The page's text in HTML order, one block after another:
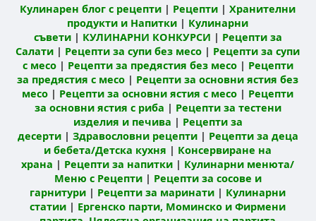
Кулинарен блог с рецепти | Рецепти |Хранителни
продукти и Напитки | Кулинарни
съвети| КУЛИНАРНИ КОНКУРСИ | Рецепти за
Салати | Рецепти за супи без месо | Рецепти за супи
с месо| Рецепти за предястия без месо| Рецепти
за предястия с месо | Рецепти за основни ястия без
месо | Рецепти за основни ястия с месо | Рецепти
за основни ястия с риба | Рецепти за тестени
изделия и печива | Рецепти за
десерти| Здравословни рецепти| Рецепти за деца
и бебета/Детска кухня | Консервиране на
храна | Рецепти за напитки | Кулинарни менюта/
Меню с Рецепти| Рецепти за сосове и
гарнитури | Рецепти за маринати | Кулинарни
статии | Ергенско парти, Моминско и Фирмени